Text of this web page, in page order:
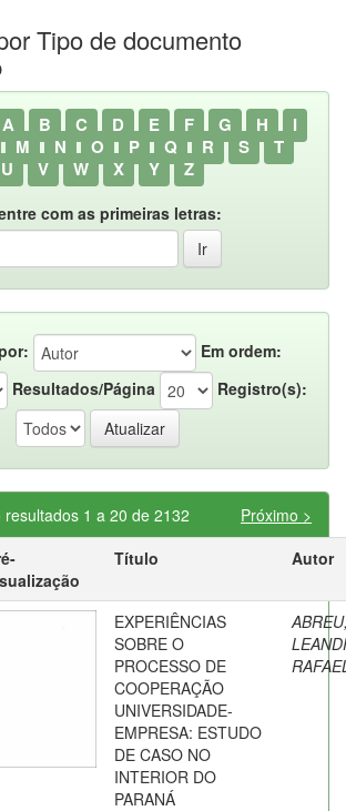
Tipo de documento
A B C D E F G H
I
M N O P Q R S
T
U
V W X Y Z
com as primeiras letras:
Em ordem:
Resultados/Página
Registro(s):
resultados 1 a 20 de 2132
Próximo >
Título Autor
EXPERIÊNCIAS
SOBRE O
PROCESSO DE
COOPERAÇÃO
UNIVERSIDADE-
EMPRESA: ESTUDO
DE CASO NO
INTERIOR DO
PARANÁ